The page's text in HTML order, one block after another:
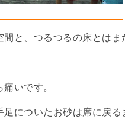
と、つるつるの床とは
いです。
についたお砂は席に戻る